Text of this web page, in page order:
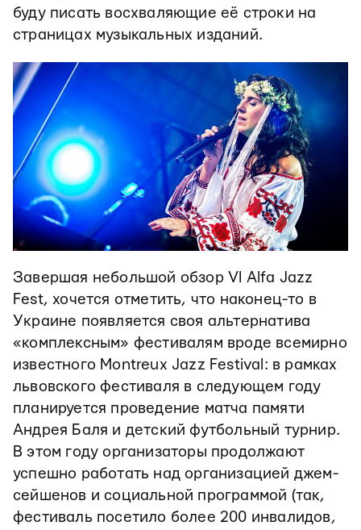
буду писать восхваляющие её строки на
страницах музыкальных изданий.
Завершая небольшой обзор VI Alfa Jazz
Fest, хочется отметить, что наконец-то в
Украине появляется своя альтернатива
«комплексным» фестивалям вроде всемирно
известного Montreux Jazz Festival: в рамках
львовского фестиваля в следующем году
планируется проведение матча памяти
Андрея Баля и детский футбольный турнир.
В этом году организаторы продолжают
успешно работать над организацией джем-
сейшенов и социальной программой (так,
фестиваль посетило более 200 инвалидов,